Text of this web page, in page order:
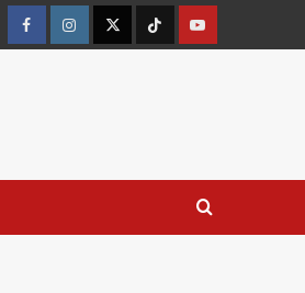
FacebookinstagramtwitterTiktokyoutube